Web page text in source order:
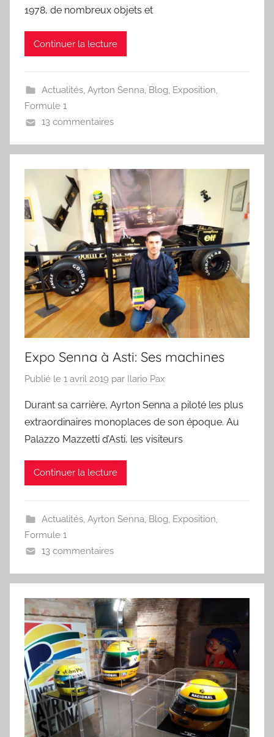
1978, de nombreux objets et
Continuer la lecture
Actualités, Ayrton Senna, Blog, Exposition,
Formule 1
13 commentaires
Expo Senna à Asti: Ses machines
Publié le 1 avril 2019 par Ilario Pax
Durant sa carrière, Ayrton Senna a piloté les plus
extraordinaires monoplaces de son époque. Au
Palazzo Mazzetti d’Asti, les visiteurs
Continuer la lecture
Actualités, Ayrton Senna, Blog, Exposition,
Formule 1
13 commentaires